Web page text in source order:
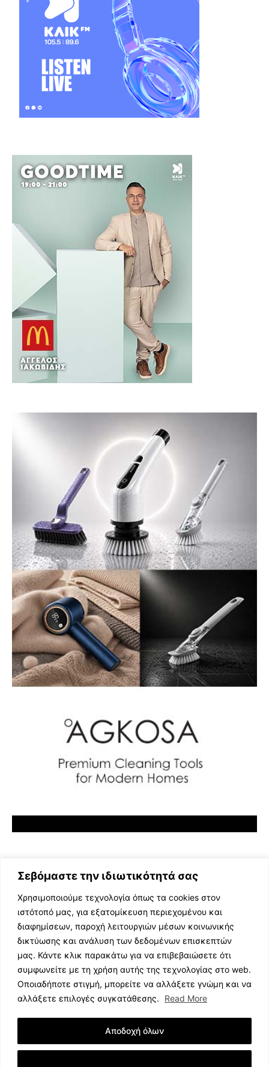
Σεβόμαστε την ιδιωτικότητά σας
Χρησιμοποιούμε τεχνολογία όπως τα cookies στον
ιστότοπό μας, για εξατομίκευση περιεχομένου και
διαφημίσεων, παροχή λειτουργιών μέσων κοινωνικής
δικτύωσης και ανάλυση των δεδομένων επισκεπτών
μας. Κάντε κλικ παρακάτω για να επιβεβαιώσετε ότι
συμφωνείτε με τη χρήση αυτής της τεχνολογίας στο web.
Οποιαδήποτε στιγμή, μπορείτε να αλλάξετε γνώμη και να
αλλάξετε επιλογές συγκατάθεσης.
Read More
Αποδοχή όλων
ΕΛΛΗΝΙΚΗ ΜΟΥΣΙΚΗ
TV SHOWS
EVENTS
ΘΕΑΤΡΟ
ΔΙΑΓΩΝΙΣΜΟΙ
STOA CULTURA
ΣΥΝΕΝΤΕΥΞΕΙΣ